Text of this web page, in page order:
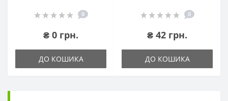
0
₴ 0 грн.
ДО КОШИКА
0
₴ 42 грн.
ДО КОШИКА